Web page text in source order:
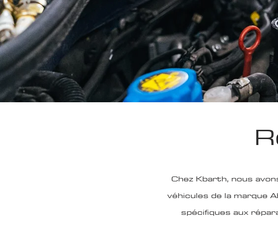
Chez Kbarth, nous
véhicules de la marque
spécifiques aux